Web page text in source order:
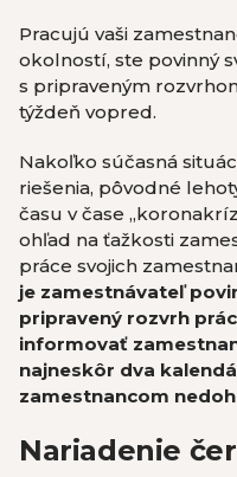
Pracujú vaši
okolností, ste povinný
s pripraveným
týždeň vopred.
Nakoľko súčasná
riešenia, pôvodné
času v čase
ohľad na ťažkosti
práce svojich
je zamestnávateľ
pripravený rozvrh
informovať
najneskôr dva
zamestnancom
Nariadenie